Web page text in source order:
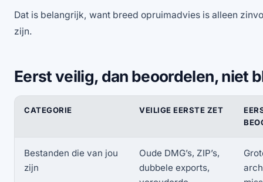
Dat is belangrijk, want breed opruimadvies is alleen
zijn.
Eerst veilig, dan beoordelen, niet
CATEGORIE VEILIGE EERSTE ZET
Bestanden die van jou
zijn
Oude DMG’s, ZIP’s,
dubbele exports,